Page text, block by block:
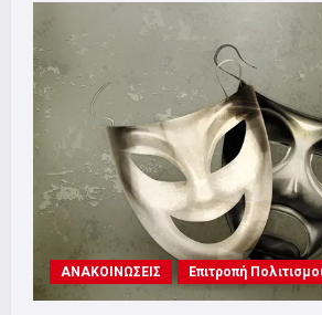
για
ΑΝΑΚΟΙΝΩΣΕΙΣ Επιτροπή